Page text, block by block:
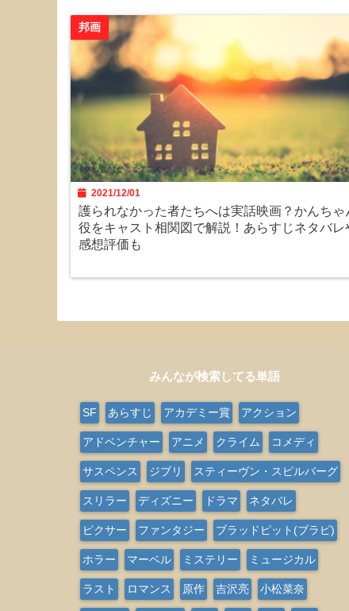
邦画
2021/12/01
護られなかった者たちへは実話映画？かんちゃ
役をキャスト相関図で解説！あらすじネタバレ
感想評価も
みんなが検索してる単語
SF あらすじ アカデミー賞 アクション
アドベンチャー アニメ クライム コメディ
サスペンス ジブリ スティーヴン・スピルバーグ
スリラー ディズニー ドラマ ネタバレ
ピクサー ファンタジー ブラッドピット(ブラピ)
ホラー マーベル ミステリー ミュージカル
ラスト ロマンス 原作 吉沢亮 小松菜奈